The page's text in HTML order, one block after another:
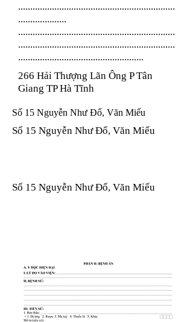
.................................................................
....................
.................................................................
.................................................................
....................................................
266 Hải Thượng Lãn Ông P Tân
Giang TP Hà Tĩnh
Số 15 Nguyễn Như Đổ, Văn Miếu
Số 15 Nguyễn Như Đổ, Văn Miếu
Số 15 Nguyễn Như Đổ, Văn Miếu